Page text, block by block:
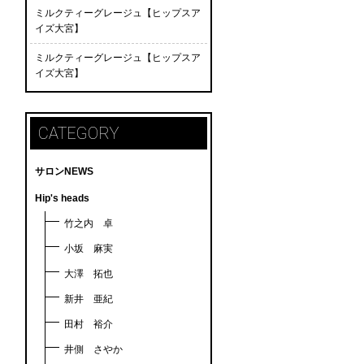
ミルクティーグレージュ【ヒップスア
イズ大宮】
ミルクティーグレージュ【ヒップスア
イズ大宮】
CATEGORY
サロンNEWS
Hip's heads
竹之内 卓
小坂 麻実
大澤 拓也
新井 亜紀
田村 裕介
井側 さやか